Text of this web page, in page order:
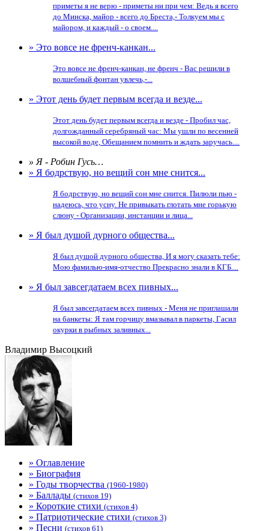
приметы я не верю - приметы ни при чем: Ведь я всего
до Минска, майор - всего до Бреста,- Толкуем мы с
майором, и каждый - о своем....
» Это вовсе не френч-канкан...
Это вовсе не френч-канкан, не френч - Вас решили в
волшебный фонтан увлечь,-...
» Этот день будет первым всегда и везде...
Этот день будет первым всегда и везде - Пробил час,
долгожданный серебряный час: Мы ушли по весенней
высокой воде, Обещанием помнить и ждать заручась....
» Я - Робин Гусь…
» Я бодрствую, но вещий сон мне снится...
Я бодрствую, но вещий сон мне снится. Пилюли пью -
надеюсь, что усну. Не привыкать глотать мне горькую
слюну - Организации, инстанции и лица...
» Я был душой дурного общества...
Я был душой дурного общества, И я могу сказать тебе:
Мою фамилью-имя-отчество Прекрасно знали в КГБ....
» Я был завсегдатаем всех пивных...
Я был завсегдатаем всех пивных - Меня не приглашали
на банкеты: Я там горчицу вмазывал в паркеты, Гасил
окурки в рыбных заливных...
Владимир Высоцкий
» Оглавление
» Биография
» Годы творчества (1960-1980)
» Баллады (стихов 19)
» Короткие стихи (стихов 4)
» Патриотические стихи (стихов 3)
» Песни (стихов 61)